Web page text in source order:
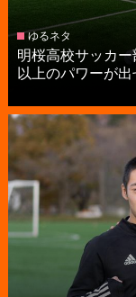
ゆるネタ
明桜高校サッカ
以上のパワーが